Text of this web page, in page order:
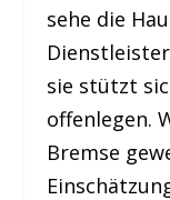
sehe die
sie stützt
offenlegen.
Bremse